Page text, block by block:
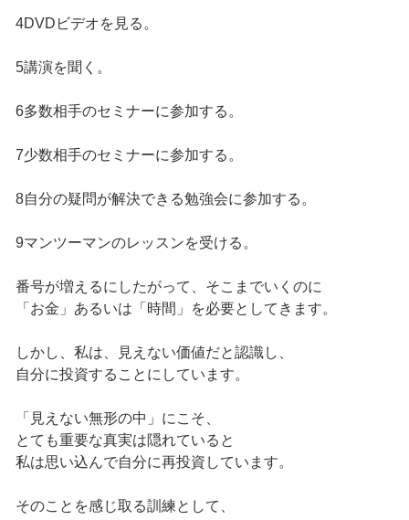
4DVDビデオを見る。
5講演を聞く。
6多数相手のセミナーに参加する。
7少数相手のセミナーに参加する。
8自分の疑問が解決できる勉強会に参加する。
9マンツーマンのレッスンを受ける。
番号が増えるにしたがって、そこまでいくのに
「お金」あるいは「時間」を必要としてきます。
しかし、私は、見えない価値だと認識し、
自分に投資することにしています。
「見えない無形の中」にこそ、
とても重要な真実は隠れていると
私は思い込んで自分に再投資しています。
そのことを感じ取る訓練として、